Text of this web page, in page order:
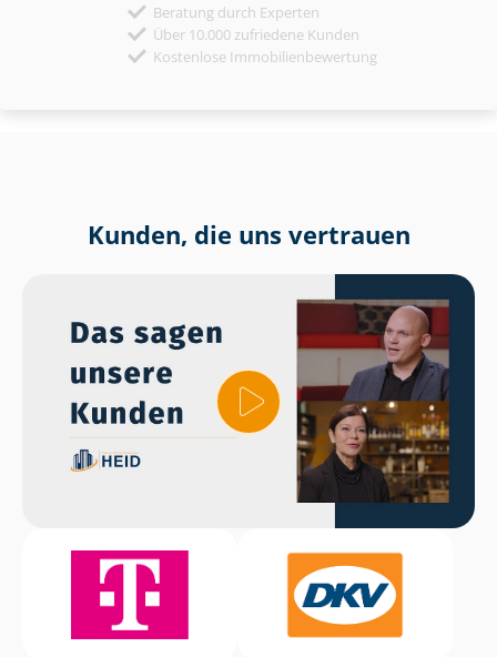
Beratung durch Experten
Über 10.000 zufriedene Kunden
Kostenlose Immobilienbewertung
Kunden, die uns vertrauen